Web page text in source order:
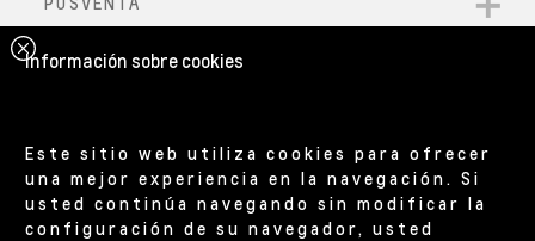
Información sobre cookies
Este sitio web utiliza cookies para ofrecer
una mejor experiencia en la navegación. Si
usted continúa navegando sin modificar la
configuración de su navegador, usted